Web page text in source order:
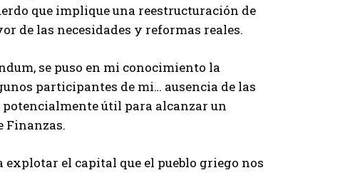
que implique una reestructuración de
de las necesidades y reformas reales.
se puso en mi conocimiento la
participantes de mi… ausencia de las
útil para alcanzar un
Finanzas.
explotar el capital que el pueblo griego nos